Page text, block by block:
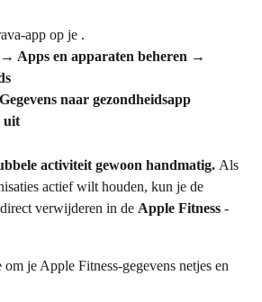
app op je .
Apps en apparaten beheren →
naar gezondheidsapp
uit
activiteit gewoon handmatig. Als
actief wilt houden, kun je de
verwijderen in de Apple Fitness -
je Apple Fitness-gegevens netjes en